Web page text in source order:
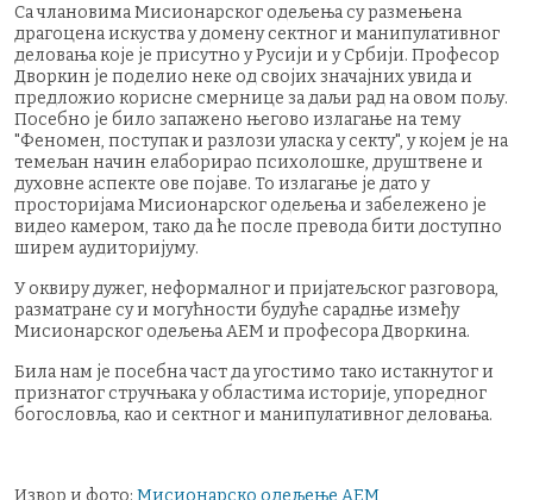
Са члановима Мисионарског одељења су размењена
драгоцена искуства у домену сектног и манипулативног
деловања које је присутно у Русији и у Србији. Професор
Дворкин је поделио неке од својих значајних увида и
предложио корисне смернице за даљи рад на овом пољу.
Посебно је било запажено његово излагање на тему
"Феномен, поступак и разлози уласка у секту", у којем је на
темељан начин елаборирао психолошке, друштвене и
духовне аспекте ове појаве. То излагање је дато у
просторијама Мисионарског одељења и забележено је
видео камером, тако да ће после превода бити доступно
ширем аудиторијуму.
У оквиру дужег, неформалног и пријатељског разговора,
разматране су и могућности будуће сарадње између
Мисионарског одељења АЕМ и професора Дворкина.
Била нам је посебна част да угостимо тако истакнутог и
признатог стручњака у областима историје, упоредног
богословља, као и сектног и манипулативног деловања.
Извор и фото: Мисионарско одељење АЕМ